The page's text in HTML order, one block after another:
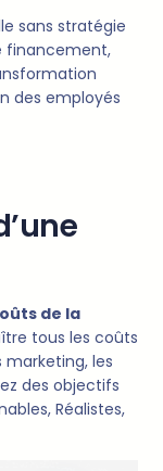
sans stratégie
financement,
des employés
de la
tous les coûts
marketing, les
des objectifs
Réalistes,